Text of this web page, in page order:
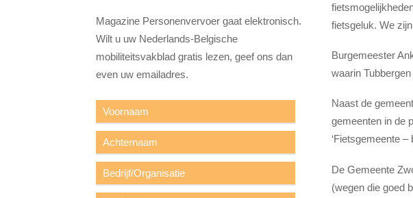
fietsgeluk. We
Burgemeester
waarin
Naast de
gemeenten in de
‘Fietsgemeente –
De Gemeente
(wegen die goed
Magazine Personenvervoer gaat elektronisch.
Wilt u uw Nederlands-Belgische
mobiliteitsvakblad gratis lezen, geef ons dan
even uw emailadres.